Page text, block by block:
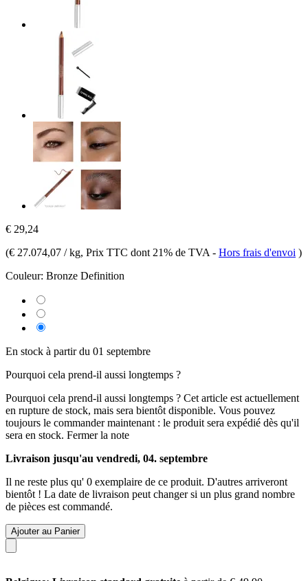
€ 29,24
(€ 27.074,07 / kg, Prix TTC dont 21% de TVA - Hors frais d'envoi )
Couleur: Bronze Definition
En stock à partir du 01 septembre
Pourquoi cela prend-il aussi longtemps ?
Pourquoi cela prend-il aussi longtemps ? Cet article est actuellement
en rupture de stock, mais sera bientôt disponible. Vous pouvez
toujours le commander maintenant : le produit sera expédié dès qu'il
sera en stock. Fermer la note
Livraison jusqu'au vendredi, 04. septembre
Il ne reste plus qu' 0 exemplaire de ce produit. D'autres arriveront
bientôt ! La date de livraison peut changer si un plus grand nombre
de pièces est commandé.
Ajouter au Panier